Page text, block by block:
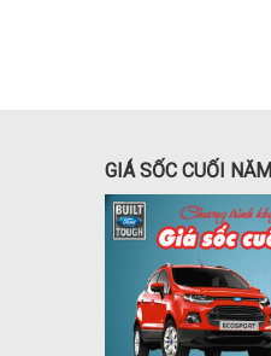
GIÁ SỐC CUỐI NĂM